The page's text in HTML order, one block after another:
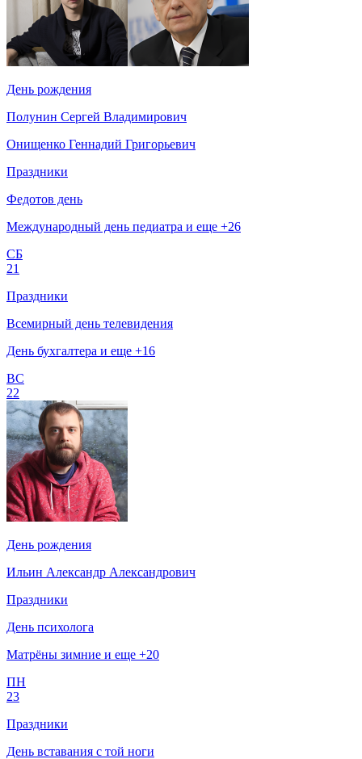
День рождения
Полунин Сергей Владимирович
Онищенко Геннадий Григорьевич
Праздники
Федотов день
Международный день педиатра и еще +26
СБ
21
Праздники
Всемирный день телевидения
День бухгалтера и еще +16
ВС
22
День рождения
Ильин Александр Александрович
Праздники
День психолога
Матрёны зимние и еще +20
ПН
23
Праздники
День вставания с той ноги